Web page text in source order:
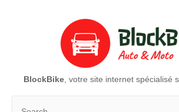
BlockBike, votre site internet spécialisé